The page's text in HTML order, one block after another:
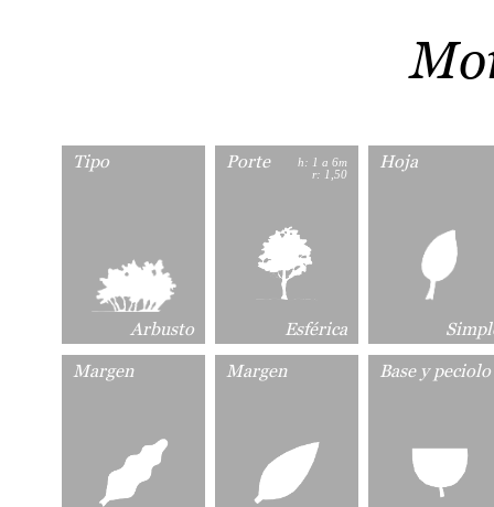
Tipo
Arbusto
Porte
h: 1 a 6m
r: 1,50
Esférica
Hoja
Margen Margen Base y peciolo